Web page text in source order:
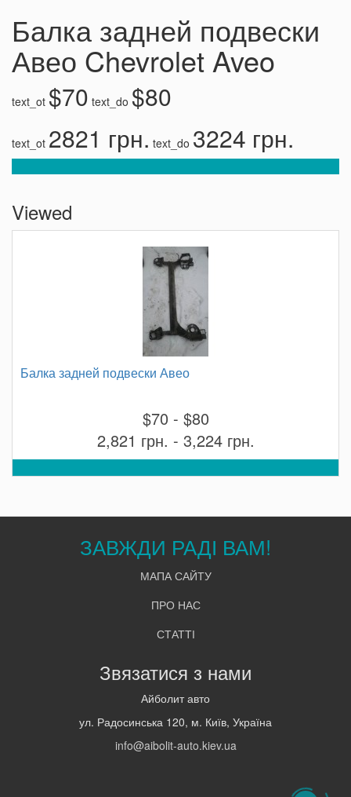
Балка задней подвески
Авео Chevrolet Aveo
text_ot $70 text_do $80
text_ot 2821 грн. text_do 3224 грн.
Viewed
Балка задней подвески Авео
$70 - $80
2,821 грн. - 3,224 грн.
ЗАВЖДИ РАДІ ВАМ!
МАПА САЙТУ
ПРО НАС
СТАТТІ
Звязатися з нами
Айболит авто
ул. Радосинська 120, м. Київ, Україна
info@aibolit-auto.kiev.ua